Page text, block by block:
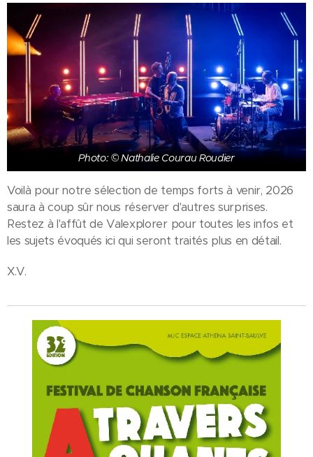
Photo: © Nathalie Courau Roudier
Voilà pour notre sélection de temps forts à venir, 2026
saura à coup sûr nous réserver d'autres surprises.
Restez à l'affût de Valexplorer pour toutes les infos et
les sujets évoqués ici qui seront traités plus en détail.
X.V.